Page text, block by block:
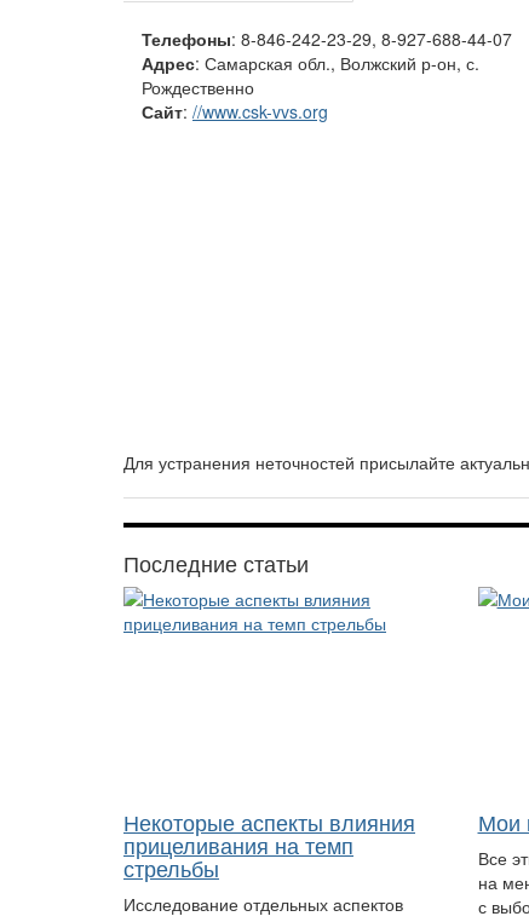
Телефоны: 8-846-242-23-29, 8-927-688-44-07
Адрес: Самарская обл., Волжский р-он, с.
Рождественно
Сайт: //www.csk-vvs.org
Для устранения неточностей присылайте
Последние статьи
Некоторые аспекты влияния
прицеливания на темп
стрельбы
Исследование отдельных аспектов
Мои
Все
на
с